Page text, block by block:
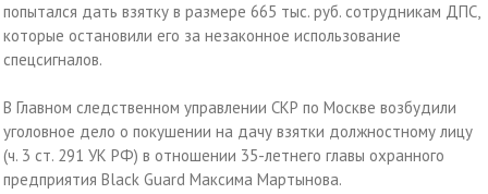
попытался дать взятку в размере 665 тыс. руб. сотрудникам ДПС,
которые остановили его за незаконное использование
спецсигналов.
В Главном следственном управлении СКР по Москве возбудили
уголовное дело о покушении на дачу взятки должностному лицу
(ч. 3 ст. 291 УК РФ) в отношении 35-летнего главы охранного
предприятия Black Guard Максима Мартынова.